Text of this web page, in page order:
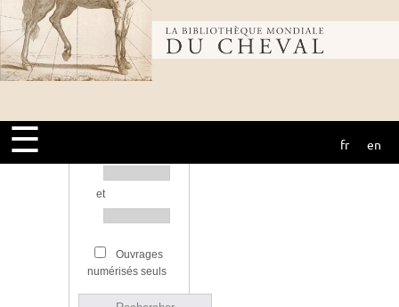
Bibliothèque
mondiale du
cheval
☰ fr en
Source
et
Ouvrages
numérisés seuls